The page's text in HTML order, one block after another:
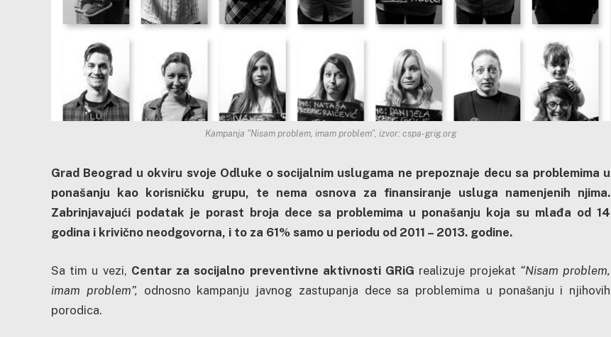
Kampanja "Nisam problem, imam problem", izvor: cspa-grig.org
Grad Beograd u okviru svoje Odluke o socijalnim uslugama ne prepoznaje decu sa problemima u
ponašanju kao korisničku grupu, te nema osnova za finansiranje usluga namenjenih njima.
Zabrinjavajući podatak je porast broja dece sa problemima u ponašanju koja su mlađa od 14
godina i krivično neodgovorna, i to za 61% samo u periodu od 2011 – 2013. godine.
Sa tim u vezi, Centar za socijalno preventivne aktivnosti GRiG realizuje projekat “Nisam problem,
imam problem”, odnosno kampanju javnog zastupanja dece sa problemima u ponašanju i njihovih
porodica.